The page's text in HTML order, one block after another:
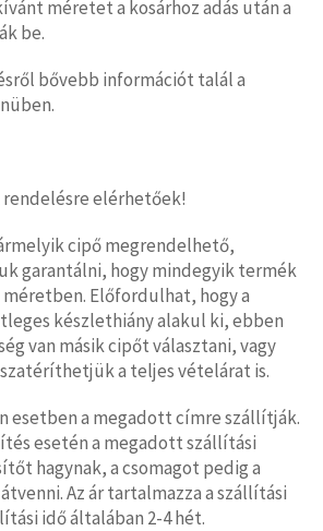
méretet a kosárhoz adás után a
be.
bővebb információt talál a
elérhetőek!
cipő megrendelhető,
garantálni, hogy mindegyik termék
méretben. Előfordulhat, hogy a
készlethiány alakul ki, ebben
van másik cipőt választani, vagy
a teljes vételárat is.
esetben a megadott címre szállítják.
esetén a megadott szállítási
hagynak, a csomagot pedig a
Az ár tartalmazza a szállítási
idő általában 2-4 hét.